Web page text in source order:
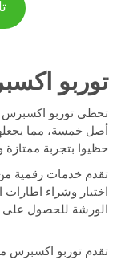
توربو
أصل خمسة، مما
حظيوا بتجربة ممتازة
تقدم خدمات رقمية من
اختيار وشراء اطارات
الورشة للحصول
تقدم توربو اكسبرس